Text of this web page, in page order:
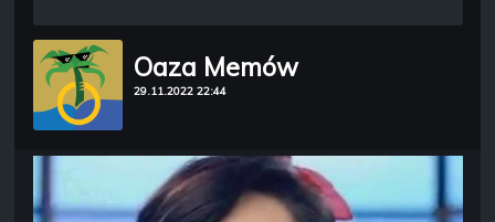
Oaza Memów
29.11.2022 22:44